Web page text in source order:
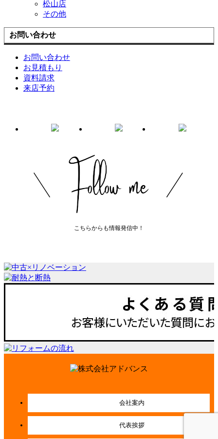
松山店
その他
お問い合わせ
お問い合わせ
お見積もり
資料請求
来店予約
こちらからも情報発信中！
会社案内
代表挨拶